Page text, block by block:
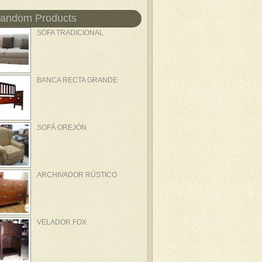
Products
SOFA TRADICIONAL
BANCA RECTA GRANDE
SOFÁ OREJÓN
ARCHIVADOR RÚSTICO
VELADOR FOX